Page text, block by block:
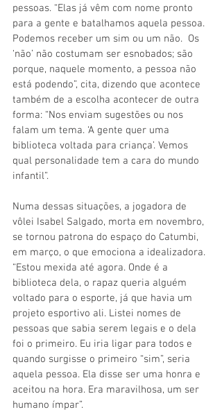
pessoas. “Elas já vêm com nome pronto
para a gente e batalhamos aquela pessoa.
Podemos receber um sim ou um não.  Os
‘não’ não costumam ser esnobados; são
porque, naquele momento, a pessoa não
está podendo”, cita, dizendo que acontece
também de a escolha acontecer de outra
forma: “Nos enviam sugestões ou nos
falam um tema. ‘A gente quer uma
biblioteca voltada para criança’. Vemos
qual personalidade tem a cara do mundo
infantil”.
Numa dessas situações, a jogadora de
vôlei Isabel Salgado, morta em novembro,
se tornou patrona do espaço do Catumbi,
em março, o que emociona a idealizadora.
“Estou mexida até agora. Onde é a
biblioteca dela, o rapaz queria alguém
voltado para o esporte, já que havia um
projeto esportivo ali. Listei nomes de
pessoas que sabia serem legais e o dela
foi o primeiro. Eu iria ligar para todos e
quando surgisse o primeiro “sim”, seria
aquela pessoa. Ela disse ser uma honra e
aceitou na hora. Era maravilhosa, um ser
humano ímpar”.